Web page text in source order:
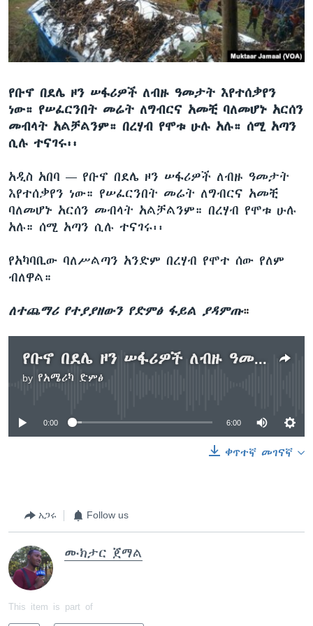
ቋንቋዎች
የቡኖ በደሌ ዞን ሠፋሪዎች ለብዙ ዓመታት እየተሰቃየን
ነው። የሠፈርንበት መሬት ለግብርና አመቺ ባለመሆኑ አርሰን
መብላት አልቻልንም። በረሃብ የሞቱ ሁሉ አሉ። ሰሚ አጣን
ሲሉ ተናገሩ፡፡
አዲስ አበባ — የቡኖ በደሌ ዞን ሠፋሪዎች ለብዙ ዓመታት
እየተሰቃየን ነው። የሠፈርንበት መሬት ለግብርና አመቺ
ባለመሆኑ አርሰን መብላት አልቻልንም። በረሃብ የሞቱ ሁሉ
አሉ። ሰሚ አጣን ሲሉ ተናገሩ፡፡
የአካባቢው ባለሥልጣን አንድም በረሃብ የሞተ ሰው የለም
ብለዋል።
ለተጨማሪ የተያያዘውን የድምፅ ፋይል ያዳምጡ።
የቡኖ በደሌ ዞን ሠፋሪዎች ለብዙ ዓመታት እየተሰቃየን ነው ሲሉ አማረሩ
by የአሜሪካ ድምፅ
No media source currently available
0:00 6:00
ቀጥተኛ መገናኛ
አጋሩ Follow us
ሙክታር ጀማል
This item is part of